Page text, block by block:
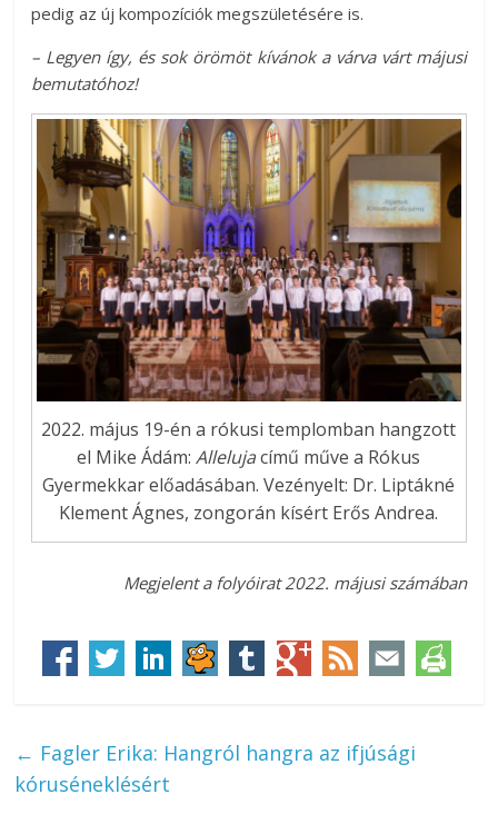
pedig az új kompozíciók megszületésére is.
– Legyen így, és sok örömöt kívánok a várva várt májusi
bemutatóhoz!
2022. május 19-én a rókusi templomban hangzott
el Mike Ádám:Allelujacímű műve a Rókus
Gyermekkar előadásában. Vezényelt: Dr. Liptákné
Klement Ágnes, zongorán kísért Erős Andrea.
Megjelent a folyóirat 2022. májusi számában
← Fagler Erika: Hangról hangra az ifjúsági
kóruséneklésért